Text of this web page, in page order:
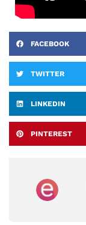
FACEBOOK
TWITTER
LINKEDIN
PINTEREST